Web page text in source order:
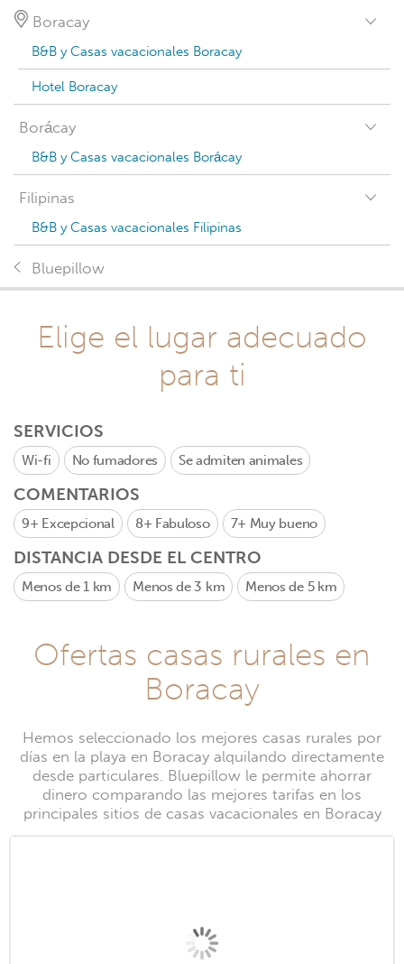
Boracay
B&B y Casas vacacionales Boracay
Hotel Boracay
Borácay
B&B y Casas vacacionales Borácay
Filipinas
B&B y Casas vacacionales Filipinas
Bluepillow
Elige el lugar adecuado
para ti
SERVICIOS
Wi-fi No fumadores Se admiten animales
COMENTARIOS
9+ Excepcional 8+ Fabuloso 7+ Muy bueno
DISTANCIA DESDE EL CENTRO
Menos de 1 km Menos de 3 km Menos de 5 km
Ofertas casas rurales en
Boracay
Hemos seleccionado los mejores casas rurales por
días en la playa en Boracay alquilando directamente
desde particulares. Bluepillow le permite ahorrar
dinero comparando las mejores tarifas en los
principales sitios de casas vacacionales en Boracay